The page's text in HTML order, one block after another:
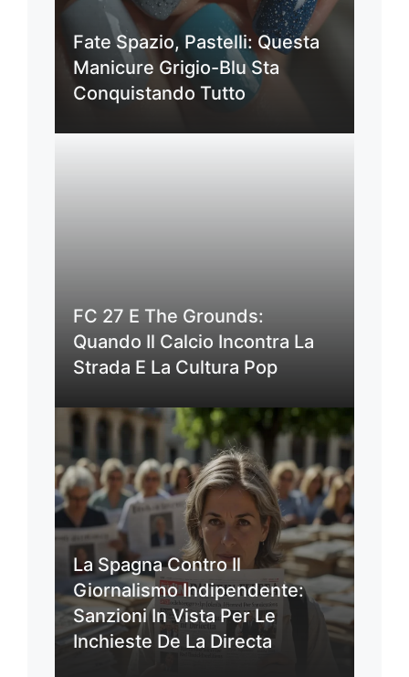
Fate Spazio, Pastelli: Questa
Manicure Grigio-Blu Sta
Conquistando Tutto
FC 27 E The Grounds:
Quando Il Calcio Incontra La
Strada E La Cultura Pop
La Spagna Contro Il
Giornalismo Indipendente:
Sanzioni In Vista Per Le
Inchieste De La Directa